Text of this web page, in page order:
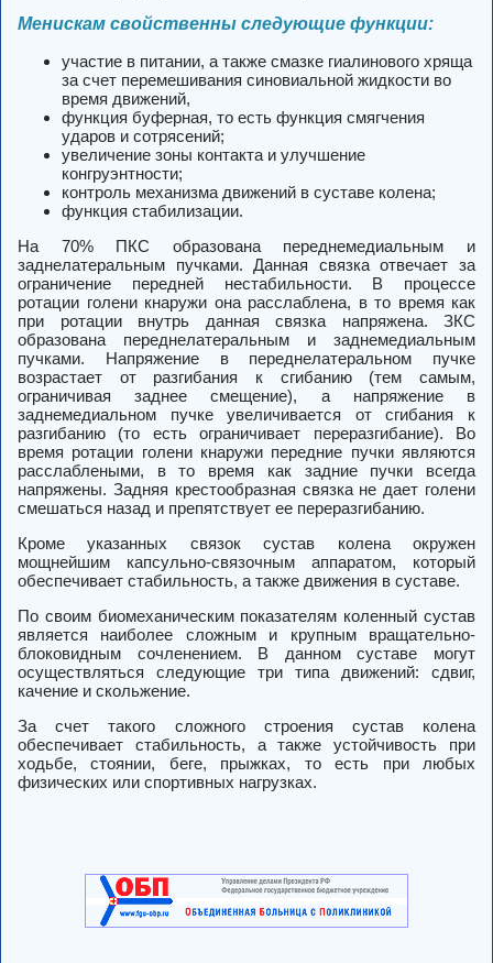
Менискам свойственны следующие функции:
участие в питании, а также смазке гиалинового хряща
за счет перемешивания синовиальной жидкости во
время движений,
функция буферная, то есть функция смягчения
ударов и сотрясений;
увеличение зоны контакта и улучшение
конгруэнтности;
контроль механизма движений в суставе колена;
функция стабилизации.
На 70% ПКС образована переднемедиальным и
заднелатеральным пучками. Данная связка отвечает за
ограничение передней нестабильности. В процессе
ротации голени кнаружи она расслаблена, в то время как
при ротации внутрь данная связка напряжена. ЗКС
образована переднелатеральным и заднемедиальным
пучками. Напряжение в переднелатеральном пучке
возрастает от разгибания к сгибанию (тем самым,
ограничивая заднее смещение), а напряжение в
заднемедиальном пучке увеличивается от сгибания к
разгибанию (то есть ограничивает переразгибание). Во
время ротации голени кнаружи передние пучки являются
расслаблеными, в то время как задние пучки всегда
напряжены. Задняя крестообразная связкане дает голени
смешаться назад и препятствует ее переразгибанию.
Кроме указанных связок сустав колена окружен
мощнейшим капсульно-связочным аппаратом, который
обеспечивает стабильность, а также движения в суставе.
По своим биомеханическим показателям коленный сустав
является наиболее сложным и крупным вращательно-
блоковидным сочленением. В данном суставе могут
осуществляться следующие три типа движений: сдвиг,
качение и скольжение.
За счет такого сложного строения сустав колена
обеспечивает стабильность, а также устойчивость при
ходьбе, стоянии, беге, прыжках, то есть при любых
физических или спортивных нагрузках.